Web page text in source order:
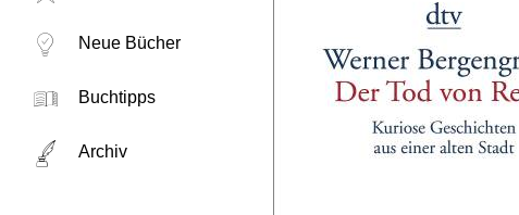
Neue Bücher
Buchtipps
Archiv